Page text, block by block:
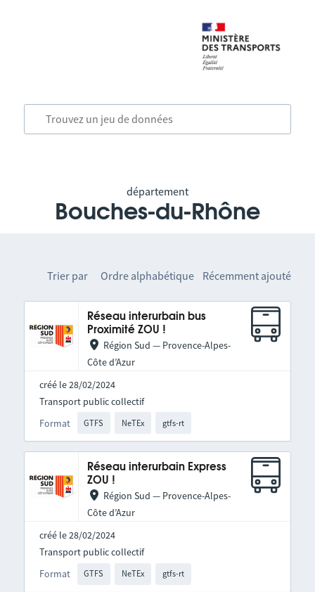
département
Bouches-du-Rhône
Trier par Ordre alphabétique Récemment ajouté
Réseau interurbain bus
Proximité ZOU !
Région Sud — Provence-Alpes-
Côte d’Azur
créé le 28/02/2024
Format GTFS NeTEx gtfs-rt
Transport public collectif
Réseau interurbain Express
ZOU !
Région Sud — Provence-Alpes-
Côte d’Azur
créé le 28/02/2024
Format GTFS NeTEx gtfs-rt
Transport public collectif